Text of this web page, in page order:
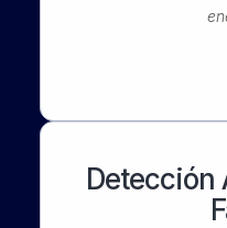
Detección